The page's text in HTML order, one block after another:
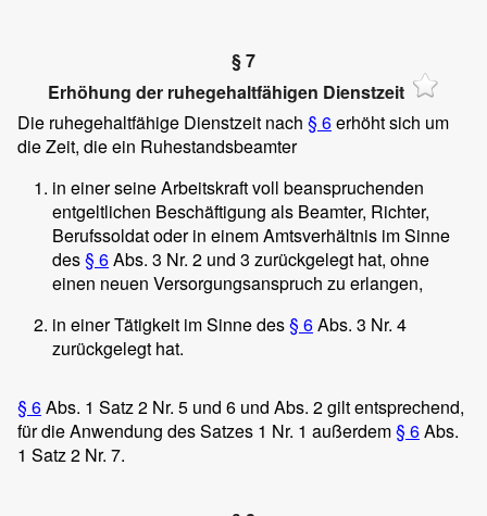
§ 7
Erhöhung der ruhegehaltfähigen Dienstzeit
Die ruhegehaltfähige Dienstzeit nach § 6erhöht sich um
die Zeit, die ein Ruhestandsbeamter
in einer seine Arbeitskraft voll beanspruchenden
entgeltlichen Beschäftigung als Beamter, Richter,
Berufssoldat oder in einem Amtsverhältnis im Sinne
des§ 6Abs. 3 Nr. 2 und 3 zurückgelegt hat, ohne
einen neuen Versorgungsanspruch zu erlangen,
in einer Tätigkeit im Sinne des§ 6Abs. 3 Nr. 4
zurückgelegt hat.
§ 6Abs. 1 Satz 2 Nr. 5 und 6 und Abs. 2 gilt entsprechend,
für die Anwendung des Satzes 1 Nr. 1 außerdem§ 6Abs.
1 Satz 2 Nr. 7.